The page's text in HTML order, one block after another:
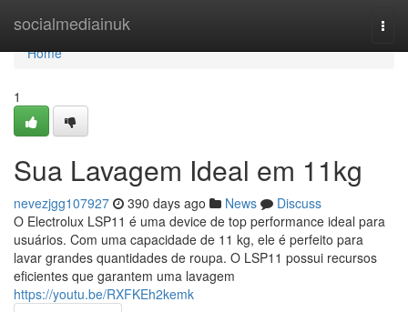
socialmediainuk
Home
Home
1
Sua Lavagem Ideal em 11kg
nevezjgg107927 390 days ago News
Discuss
O Electrolux LSP11 é uma device de top performance ideal para
usuários. Com uma capacidade de 11 kg, ele é perfeito para
lavar grandes quantidades de roupa. O LSP11 possui recursos
eficientes que garantem uma lavagem
https://youtu.be/RXFKEh2kemk